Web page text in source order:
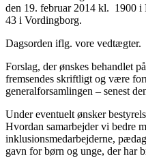
den 19. februar 2014 kl. 1900 i
43 i Vordingborg.
Dagsorden iflg. vore vedtægter.
Forslag, der ønskes behandlet
fremsendes skriftligt og være
generalforsamlingen – senest
Under eventuelt ønsker
Hvordan samarbejder vi bedre
inklusionsmedarbejderne,
gavn for børn og unge, der har